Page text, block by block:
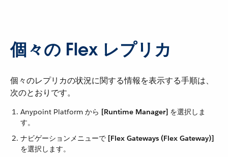
個々の Flex レプリカ
個々のレプリカの状況に関する情報を表示する手順は、
次のとおりです。
Anypoint Platform から ​ [Runtime Manager] ​ を選択しま
す。
ナビゲーションメニューで ​ [Flex Gateways (Flex Gateway)]
を選択します。